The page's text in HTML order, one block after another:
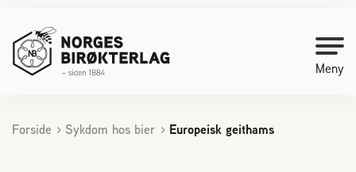
Meny
Kontakt oss
Forside Sykdom hos bier Europeisk geithams